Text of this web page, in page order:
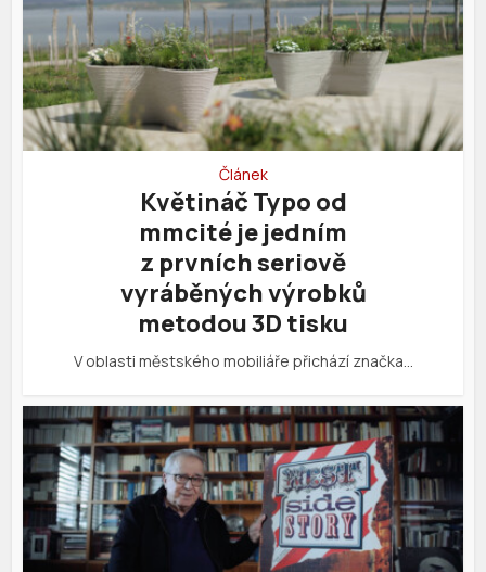
Článek
Květináč Typo od
mmcité je jedním
z prvních seriově
vyráběných výrobků
metodou 3D tisku
V oblasti městského mobiliáře přichází značka…